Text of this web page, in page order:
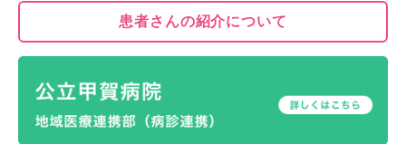
患者さんの紹介について